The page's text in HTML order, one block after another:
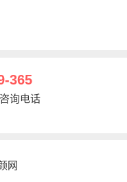
365
询电话
网